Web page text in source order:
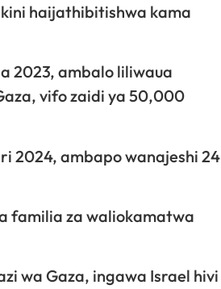
haijathibitishwa kama
2023, ambalo liliwaua
vifo zaidi ya 50,000
2024, ambapo wanajeshi 24
familia za waliokamatwa
wa Gaza, ingawa Israel hivi